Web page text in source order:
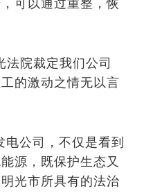
可以通过重整，恢
院裁定我们公司
的激动之情无以言
公司，不仅是看到
源，既保护生态又
光市所具有的法治